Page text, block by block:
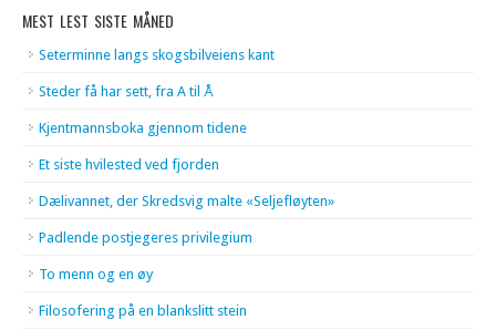
MEST LEST SISTE MÅNED
Seterminne langs skogsbilveiens kant
Steder få har sett, fra A til Å
Kjentmannsboka gjennom tidene
Et siste hvilested ved fjorden
Dælivannet, der Skredsvig malte «Seljefløyten»
Padlende postjegeres privilegium
To menn og en øy
Filosofering på en blankslitt stein